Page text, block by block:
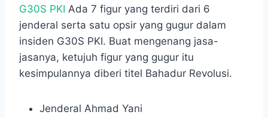
G30S PKI Ada 7 figur yang terdiri dari 6
jenderal serta satu opsir yang gugur dalam
insiden G30S PKI. Buat mengenang jasa-
jasanya, ketujuh figur yang gugur itu
kesimpulannya diberi titel Bahadur Revolusi.
Jenderal Ahmad Yani